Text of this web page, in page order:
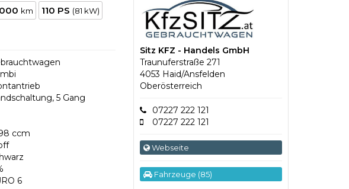
km 110 PS (81 kW)
5 Gang
ccm
6
Sitz KFZ - Handels GmbH
Traunuferstraße 271
4053 Haid/Ansfelden
Oberösterreich
07227 222 121
07227 222 121
Webseite
Fahrzeuge (85)